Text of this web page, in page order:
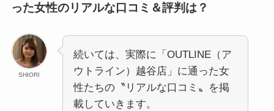
った女性のリアルな口コミ＆評判は？
SHIORI
続いては、実際に「OUTLINE（ア
ウトライン）越谷店」に通った女
性たちの〝リアルな口コミ〟を掲
載していきます。